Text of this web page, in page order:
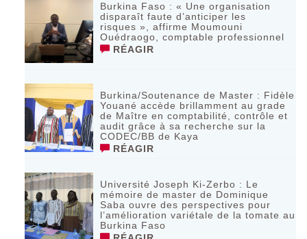
Burkina Faso : « Une organisation
disparaît faute d’anticiper les
risques », affirme Moumouni
Ouédraogo, comptable professionnel
RÉAGIR
Burkina/Soutenance de Master : Fidèle
Youané accède brillamment au grade
de Maître en comptabilité, contrôle et
audit grâce à sa recherche sur la
CODEC/BB de Kaya
RÉAGIR
Université Joseph Ki-Zerbo : Le
mémoire de master de Dominique
Saba ouvre des perspectives pour
l’amélioration variétale de la tomate au
Burkina Faso